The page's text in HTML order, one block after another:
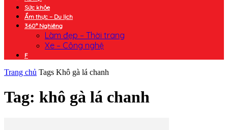
Sức khỏe
Ẩm thực – Du lịch
360° Nghiêng
Làm đẹp – Thời trang
Xe – Công nghệ
F
Trang chủ Tags Khô gà lá chanh
Tag: khô gà lá chanh